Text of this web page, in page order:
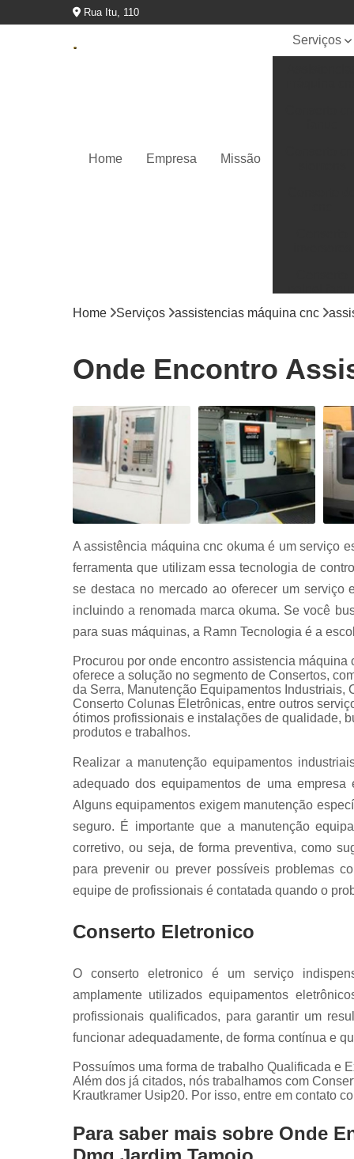
Rua Itu, 110
Home Empresa Missão
Serviços
Conserto
Conserto
servo drive
servo drive
fanuc
Conserto
servo drive
siemens
Conserto
servo
Conserto
servo motor
industriais
Serviço
automação
industrial
Servo
Home Serviços assistencias máquina cnc
Onde Encontro
A assistência máquina cnc okuma é um serviço
ferramenta que utilizam essa tecnologia de
se destaca no mercado ao oferecer um serviço
incluindo a renomada marca okuma. Se você
para suas máquinas, a Ramn Tecnologia é a
Procurou por onde encontro assistencia
oferece a solução no segmento de Consertos,
da Serra, Manutenção Equipamentos
Conserto Colunas Eletrônicas, entre outros
ótimos profissionais e instalações de qualidade,
produtos e trabalhos.
Realizar a manutenção equipamentos
adequado dos equipamentos de uma
Alguns equipamentos exigem manutenção
seguro. É importante que a manutenção
corretivo, ou seja, de forma preventiva, como
para prevenir ou prever possíveis problemas
equipe de profissionais é contatada quando o
Conserto Eletronico
O conserto eletronico é um serviço
amplamente utilizados equipamentos
profissionais qualificados, para garantir um
funcionar adequadamente, de forma contínua e
Possuímos uma forma de trabalho Qualificada e
Além dos já citados, nós trabalhamos com
Krautkramer Usip20. Por isso, entre em contato
Para saber mais sobre Onde